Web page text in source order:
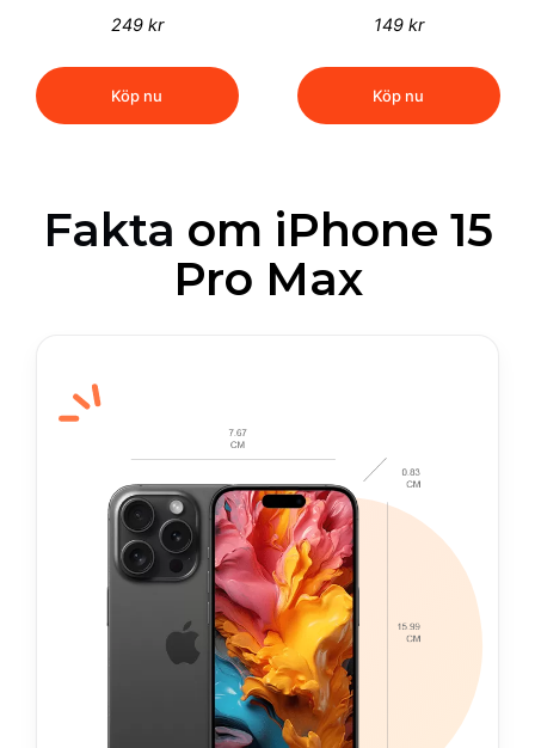
249 kr
Köp nu
149 kr
Köp nu
Fakta om iPhone 15
Pro Max